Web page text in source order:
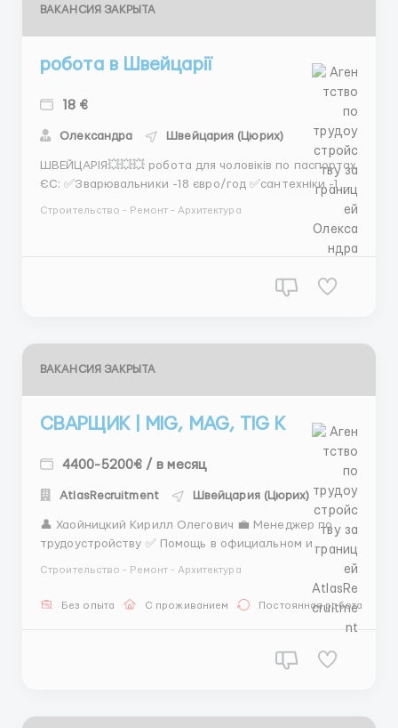
ВАКАНСИЯ ЗАКРЫТА
робота в Швейцарії
18 €
Олександра Швейцария (Цюрих)
ШВЕЙЦАРІЯ💥💥💥 робота для чоловіків по паспортах
ЄС: ✅Зварювальники -18 євро/год ✅сантехніки -18
Строительство - Ремонт - Архитектура
ВАКАНСИЯ ЗАКРЫТА
СВАРЩИК | MIG, MAG, TIG К
4400-5200€ / в месяц
AtlasRecruitment Швейцария (Цюрих)
👤 Хаойницкий Кирилл Олегович 💼 Менеджер по
трудоустройству ✅ Помощь в официальном и
всех этапах — от подбора вакансии до выхода на
работу ✅ Быстро, прозрачно, без лишних обещаний
Строительство - Ремонт - Архитектура
Без опыта С проживанием Постоянная работа